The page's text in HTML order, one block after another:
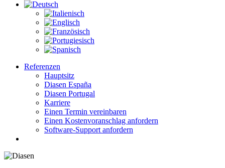
Referenzen
Hauptsitz
Diasen España
Diasen Portugal
Karriere
Einen Termin vereinbaren
Einen Kostenvoranschlag anfordern
Software-Support anfordern